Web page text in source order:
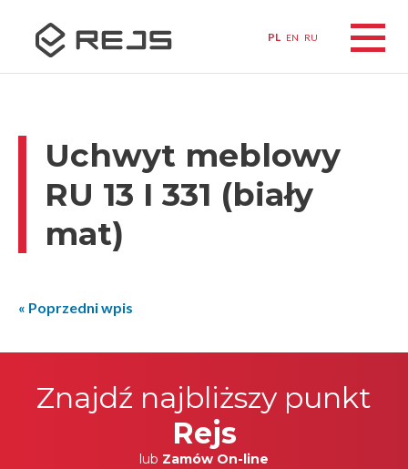
PL EN RU
Uchwyt meblowy
RU 13 I 331 (biały
mat)
« Poprzedni wpis
Znajdź najbliższy punkt
Rejs
lub Zamów On-line